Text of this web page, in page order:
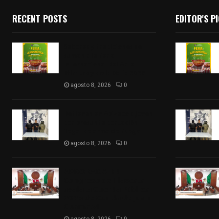
RECENT POSTS
agosto 8, 2026 0
agosto 8, 2026 0
EDITOR'S